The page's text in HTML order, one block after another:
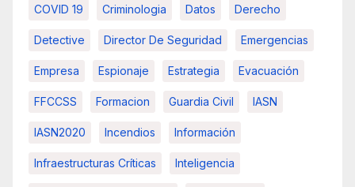
COVID 19 Criminologia Datos Derecho
Detective Director De Seguridad Emergencias
Empresa Espionaje Estrategia Evacuación
FFCCSS Formacion Guardia Civil IASN
IASN2020 Incendios Información
Infraestructuras Críticas Inteligencia